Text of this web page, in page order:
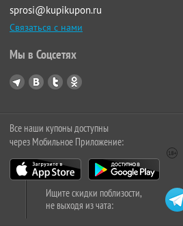
sprosi@kupikupon.ru
Связаться с нами
Мы в Соцсетях
Все наши купоны доступны
через Мобильное Приложение:
Ищите скидки поблизости,
не выходя из чата: